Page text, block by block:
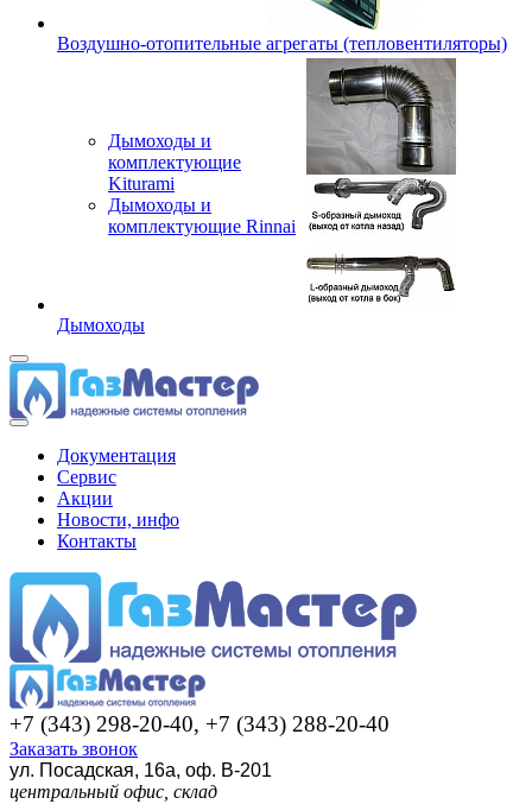
Воздушно-отопительные агрегаты (тепловентиляторы)
Дымоходы и
комплектующие
Kiturami
Дымоходы и
комплектующие Rinnai
Дымоходы
Документация
Сервис
Акции
Новости, инфо
Контакты
+7 (343) 298-20-40, +7 (343) 288-20-40
Заказать звонок
ул. Посадская, 16а, оф. В-201
центральный офис, склад